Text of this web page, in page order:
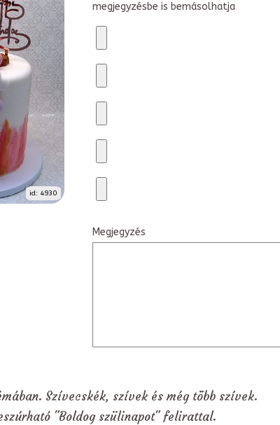
id: 4930
megjegyzésbe is bemásolhatja
Megjegyzés
Szívecskék, szívek és még több szívek.
"Boldog szülinapot" felirattal.